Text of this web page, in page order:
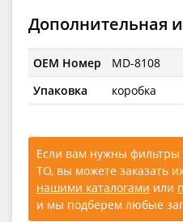
Дополнительная
OEM Номер
MD-8108
Упаковка
коробка
Если вам нужны фильтры
ТО, вы можете заказать
нашими каталогами или
и мы подберем любые